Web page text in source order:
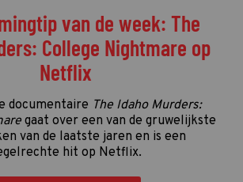
van de week: The
College Nightmare op
Netflix
documentaire The Idaho Murders:
gaat over een van de gruwelijkste
van de laatste jaren en is een
hit op Netflix.